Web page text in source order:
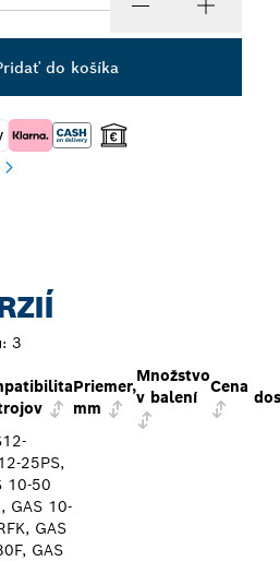
do košíka
3
Priemer,
mm
Množstvo
v balení
Cena
25PS,
10-50
GAS 10-
GAS
GAS